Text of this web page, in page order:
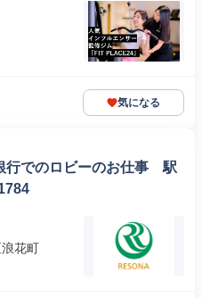
気になる
行でのロビーのお仕事 駅
花町